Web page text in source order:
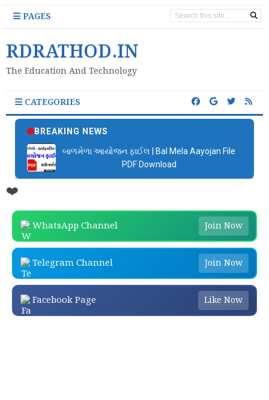
PAGES
RDRATHOD.IN
The Education And Technology
CATEGORIES
BREAKING NEWS
બાળમેળા આયોજન ફાઈલ | Bal Mela Aayojan File
PDF Download
❤️
WhatsApp Channel Join Now
Telegram Channel Join Now
Facebook Page Like Now